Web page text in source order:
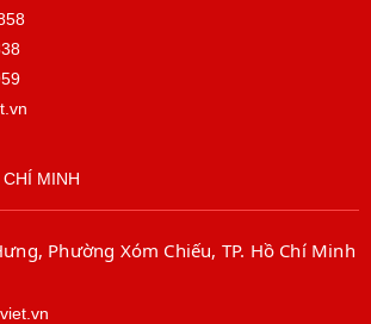
MINH
Phường Xóm Chiếu, TP. Hồ Chí Minh